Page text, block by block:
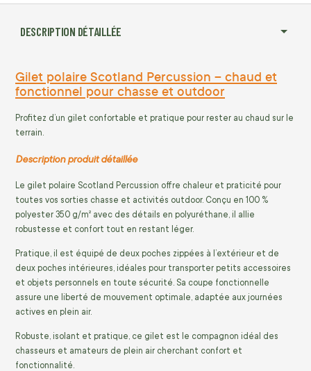
DESCRIPTION DÉTAILLÉE
Gilet polaire Scotland Percussion – chaud et
fonctionnel pour chasse et outdoor
Profitez d’un gilet confortable et pratique pour rester au chaud sur le
terrain.
Description produit détaillée
Le gilet polaire Scotland Percussion offre chaleur et praticité pour
toutes vos sorties chasse et activités outdoor. Conçu en 100 %
polyester 350 g/m² avec des détails en polyuréthane, il allie
robustesse et confort tout en restant léger.
Pratique, il est équipé de deux poches zippées à l’extérieur et de
deux poches intérieures, idéales pour transporter petits accessoires
et objets personnels en toute sécurité. Sa coupe fonctionnelle
assure une liberté de mouvement optimale, adaptée aux journées
actives en plein air.
Robuste, isolant et pratique, ce gilet est le compagnon idéal des
chasseurs et amateurs de plein air cherchant confort et
fonctionnalité.